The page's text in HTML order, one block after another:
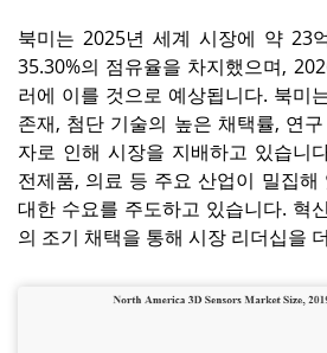
북미는 2025년 세계 시장에 약 23
35.30%의 점유율을 차지했으며,
러에 이를 것으로 예상됩니다. 북미
존재, 첨단 기술의 높은 채택률, 연
자로 인해 시장을 지배하고 있습니
전제품, 의료 등 주요 산업이 밀집
대한 수요를 주도하고 있습니다. 혁
의 조기 채택을 통해 시장 리더십을